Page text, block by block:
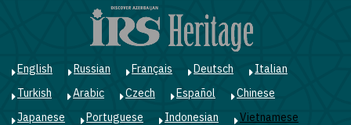
English Russian Français Deutsch
Italian
Turkish
Arabic Czech Español
Chinese
Japanese
Portuguese Indonesian
Vietnamese